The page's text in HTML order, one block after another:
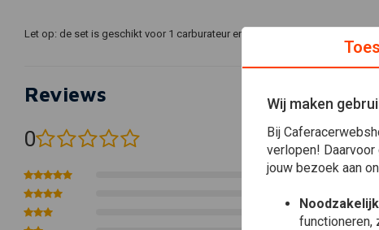
Let op: de set is geschikt voor 1 carburateur en de foto's zijn indicatief.
Reviews
0 (0 beoordelingen)
0
0
Wij maken
Bij
verlopen!
jouw bezoek aan
functioneren,